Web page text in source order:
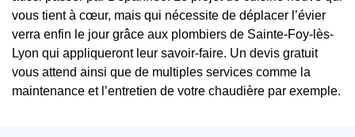
vous tient à cœur, mais qui nécessite de déplacer l’évier
verra enfin le jour grâce aux plombiers de Sainte-Foy-lès-
Lyon qui appliqueront leur savoir-faire. Un devis gratuit
vous attend ainsi que de multiples services comme la
maintenance et l’entretien de votre chaudière par exemple.